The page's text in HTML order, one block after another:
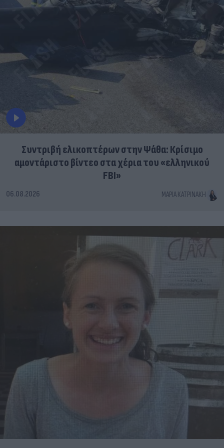
Συντριβή ελικοπτέρων στην Ψάθα: Κρίσιμο
αμοντάριστο βίντεο στα χέρια του «ελληνικού
FBI»
06.08.2026 ΜΑΡΊΑ ΚΑΤΡΙΝΆΚΗ